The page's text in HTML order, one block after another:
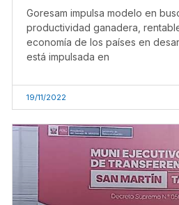
Goresam impulsa modelo en
productividad ganadera,
economía de los países en
está impulsada en
19/11/2022